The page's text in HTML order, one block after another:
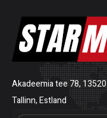
Akadeemia tee 78, 13520
Tallinn, Estland